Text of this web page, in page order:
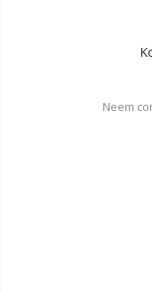
Neem